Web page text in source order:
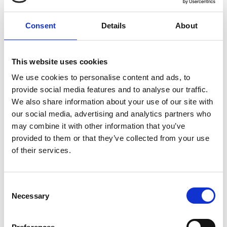
Consent Details About
This website uses cookies
We use cookies to personalise content and ads, to
provide social media features and to analyse our traffic.
We also share information about your use of our site with
our social media, advertising and analytics partners who
may combine it with other information that you’ve
provided to them or that they’ve collected from your use
of their services.
Selection
Necessary
Oavsett storlek erbjuder våra husbilar samma
spisplattor och diskho. Bara en av våra husbilar, Tian,